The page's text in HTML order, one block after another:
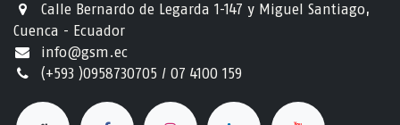
Calle Bernardo de Legarda 1-147 y Miguel Santiago,
Cuenca - Ecuador
info@gsm.ec​
(+593 )0958730705 / 07 4100 159